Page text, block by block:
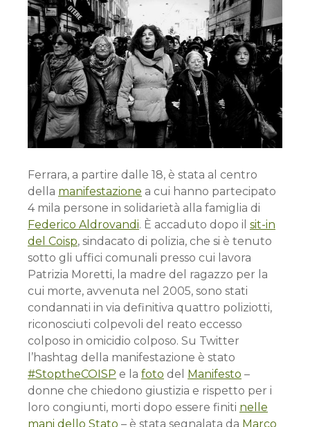
Ferrara, a partire dalle 18, è stata al centro
della manifestazione a cui hanno partecipato
4 mila persone in solidarietà alla famiglia di
Federico Aldrovandi. È accaduto dopo il sit-in
del Coisp, sindacato di polizia, che si è tenuto
sotto gli uffici comunali presso cui lavora
Patrizia Moretti, la madre del ragazzo per la
cui morte, avvenuta nel 2005, sono stati
condannati in via definitiva quattro poliziotti,
riconosciuti colpevoli del reato eccesso
colposo in omicidio colposo. Su Twitter
l’hashtag della manifestazione è stato
#StoptheCOISP e la foto del Manifesto –
donne che chiedono giustizia e rispetto per i
loro congiunti, morti dopo essere finiti nelle
mani dello Stato – è stata segnalata da Marco